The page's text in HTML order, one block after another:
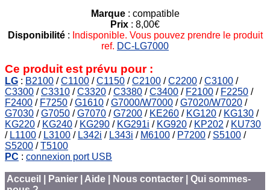
Marque: compatible
Prix : 8,00€
Disponibilité: Indisponible. Vous pouvez prendre le produit
ref. DC-LG7000
Ce produit est prévu pour :
LG : B2100 /C1100 /C1150 /C2100 /C2200 /C3100 /
C3300 /C3310 /C3320 /C3380 /C3400 / F2100 / F2250 /
F2400 / F7250 /G1610 /G7000/W7000 /G7020/W7020 /
G7030 /G7050 /G7070 /G7200 / KE260 / KG120 / KG130 /
KG220 / KG240 / KG290 / KG291i / KG920 / KP202 / KU730
/ L1100 / L3100 / L342i / L343i / M6100 / P7200 / S5100 /
S5200 /T5100
PC : connexion port USB
Accueil Panier Aide Nous contacter
Qui sommes-